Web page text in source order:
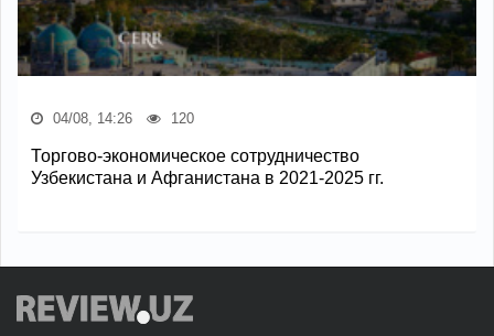
04/08, 14:26 120
Торгово-экономическое сотрудничество
Узбекистана и Афганистана в 2021-2025 гг.